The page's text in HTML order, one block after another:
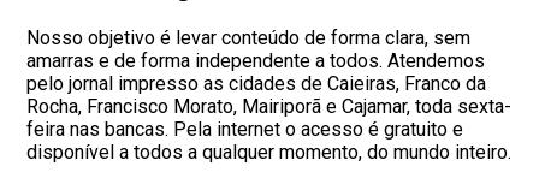
Nosso objetivo é levar conteúdo de forma clara, sem
amarras e de forma independente a todos. Atendemos
pelo jornal impresso as cidades de Caieiras, Franco da
Rocha, Francisco Morato, Mairiporã e Cajamar, toda sexta-
feira nas bancas. Pela internet o acesso é gratuito e
disponível a todos a qualquer momento, do mundo inteiro.